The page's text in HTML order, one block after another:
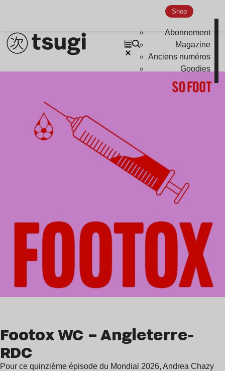
Shop
Abonnement
Magazine
Anciens numéros
Goodies
Footox WC – Angleterre-
RDC
Pour ce quinzième épisode du Mondial 2026, Andrea Chazy